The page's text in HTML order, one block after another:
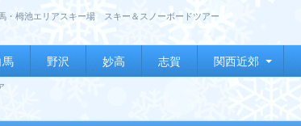
馬・栂池エリアスキー場 スキー＆スノーボードツアー
馬 野沢 妙高 志賀 関西近郊